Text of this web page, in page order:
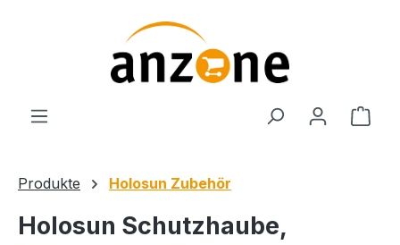
Zum Hauptinhalt springen
Produkte Holosun Zubehör
Holosun Schutzhaube,